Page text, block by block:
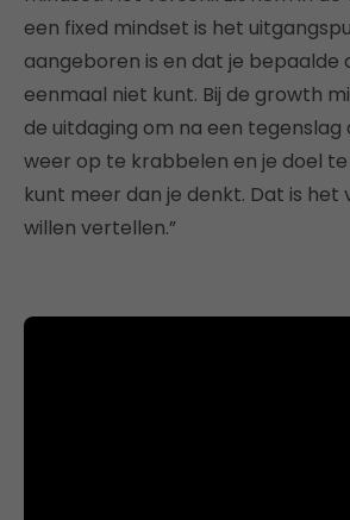
een fixed mindset is het
aangeboren is en dat je bepaalde
eenmaal niet kunt. Bij de growth
de uitdaging om na een
weer op te krabbelen en je doel
kunt meer dan je denkt. Dat is het
willen vertellen.”